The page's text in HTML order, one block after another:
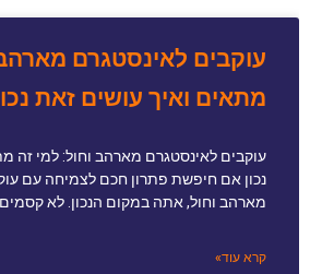
עוקבים לאינסטגרם
מתאים ואיך עושים זאת
עוקבים לאינסטגרם מארהב וחול: למי זה
נכון אם חיפשת פתרון חכם לצמיחה עם
מארהב וחול, אתה במקום הנכון. לא
קרא עוד»